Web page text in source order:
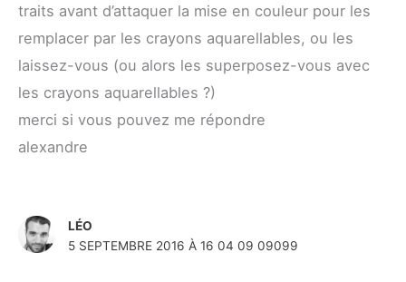
traits avant d’attaquer la mise en couleur pour les
remplacer par les crayons aquarellables, ou les
laissez-vous (ou alors les superposez-vous avec
les crayons aquarellables ?)
merci si vous pouvez me répondre
alexandre
LÉO
5 SEPTEMBRE 2016 À 16 04 09 09099